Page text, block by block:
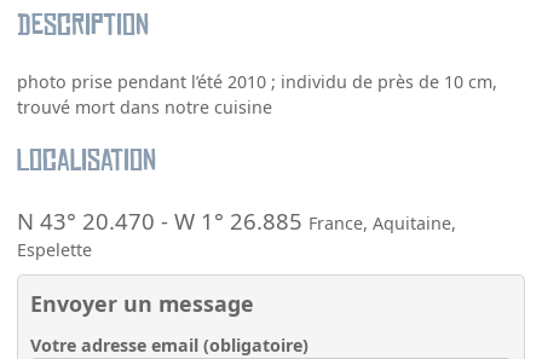
Description
photo prise pendant l’été 2010 ; individu de près de 10 cm,
trouvé mort dans notre cuisine
Localisation
N 43° 20.470 -W 1° 26.885 France,Aquitaine,
Espelette
Envoyer un message
Votre adresse email (obligatoire)